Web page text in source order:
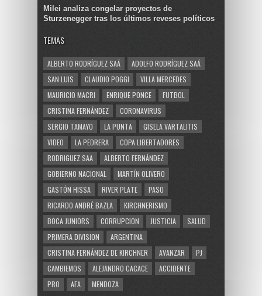
Milei analiza congelar proyectos de
Sturzenegger tras los últimos reveses políticos
TEMAS
ALBERTO RODRÍGUEZ SAÁ
ADOLFO RODRÍGUEZ SAÁ
SAN LUIS
CLAUDIO POGGI
VILLA MERCEDES
MAURICIO MACRI
ENRIQUE PONCE
FUTBOL
CRISTINA FERNÁNDEZ
CORONAVIRUS
SERGIO TAMAYO
LA PUNTA
GISELA VARTALITIS
VIDEO
LA PEDRERA
COPA LIBERTADORES
RODRIGUEZ SAA
ALBERTO FERNÁNDEZ
GOBIERNO NACIONAL
MARTÍN OLIVERO
GASTÓN HISSA
RIVER PLATE
PASO
RICARDO ANDRÉ BAZLA
KIRCHNERISMO
BOCA JUNIORS
CORRUPCION JUSTICIA
SALUD
PRIMERA DIVISION
ARGENTINA
CRISTINA FERNÁNDEZ DE KIRCHNER
AVANZAR
PJ
CAMBIEMOS
ALEJANDRO CACACE
ACCIDENTE
PRO
AFA MENDOZA